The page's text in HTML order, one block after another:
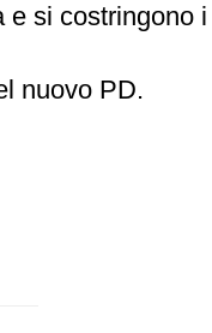
si costringono i
nuovo PD.